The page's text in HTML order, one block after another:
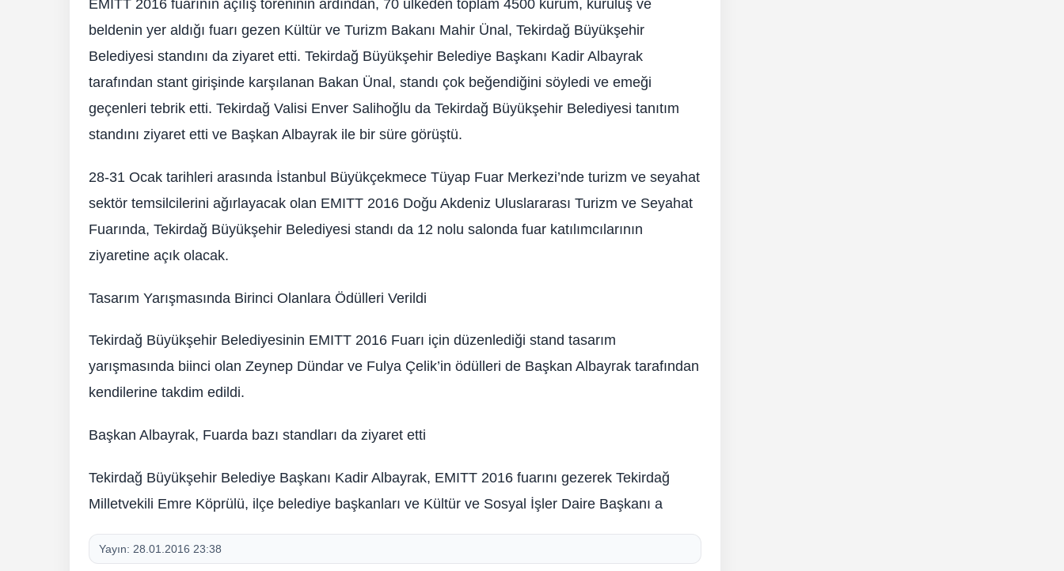
EMITT 2016 fuarının açılış töreninin ardından, 70 ülkeden toplam 4500 kurum, kuruluş ve
beldenin yer aldığı fuarı gezen Kültür ve Turizm Bakanı Mahir Ünal, Tekirdağ Büyükşehir
Belediyesi standını da ziyaret etti. Tekirdağ Büyükşehir Belediye Başkanı Kadir Albayrak
tarafından stant girişinde karşılanan Bakan Ünal, standı çok beğendiğini söyledi ve emeği
geçenleri tebrik etti. Tekirdağ Valisi Enver Salihoğlu da Tekirdağ Büyükşehir Belediyesi tanıtım
standını ziyaret etti ve Başkan Albayrak ile bir süre görüştü.
28-31 Ocak tarihleri arasında İstanbul Büyükçekmece Tüyap Fuar Merkezi’nde turizm ve seyahat
sektör temsilcilerini ağırlayacak olan EMITT 2016 Doğu Akdeniz Uluslararası Turizm ve Seyahat
Fuarında, Tekirdağ Büyükşehir Belediyesi standı da 12 nolu salonda fuar katılımcılarının
ziyaretine açık olacak.
Tasarım Yarışmasında Birinci Olanlara Ödülleri Verildi
Tekirdağ Büyükşehir Belediyesinin EMITT 2016 Fuarı için düzenlediği stand tasarım
yarışmasında biinci olan Zeynep Dündar ve Fulya Çelik’in ödülleri de Başkan Albayrak tarafından
kendilerine takdim edildi.
Başkan Albayrak, Fuarda bazı standları da ziyaret etti
Tekirdağ Büyükşehir Belediye Başkanı Kadir Albayrak, EMITT 2016 fuarını gezerek Tekirdağ
Milletvekili Emre Köprülü, ilçe belediye başkanları ve Kültür ve Sosyal İşler Daire Başkanı a
Yayın: 28.01.2016 23:38